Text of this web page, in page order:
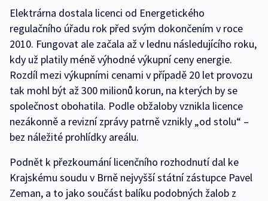
Elektrárna dostala licenci od Energetického
regulačního úřadu rok před svým dokončením v roce
2010. Fungovat ale začala až v lednu následujícího roku,
kdy už platily méně výhodné výkupní ceny energie.
Rozdíl mezi výkupními cenami v případě 20 let provozu
tak mohl být až 300 milionů korun, na kterých by se
společnost obohatila. Podle obžaloby vznikla licence
nezákonně a revizní zprávy patrně vznikly „od stolu“ –
bez náležité prohlídky areálu.
Podnět k přezkoumání licenčního rozhodnutí dal ke
Krajskému soudu v Brně nejvyšší státní zástupce Pavel
Zeman, a to jako součást balíku podobných žalob z